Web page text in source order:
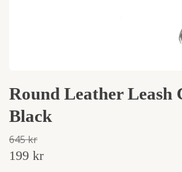
Round Leather Leash
Black
645 kr
199 kr